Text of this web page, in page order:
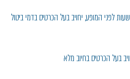
במקרה של ביטול כרטיס מעל 48 שעות לפני המופע, יחויב בעל הכרטיס בדמי ביטול